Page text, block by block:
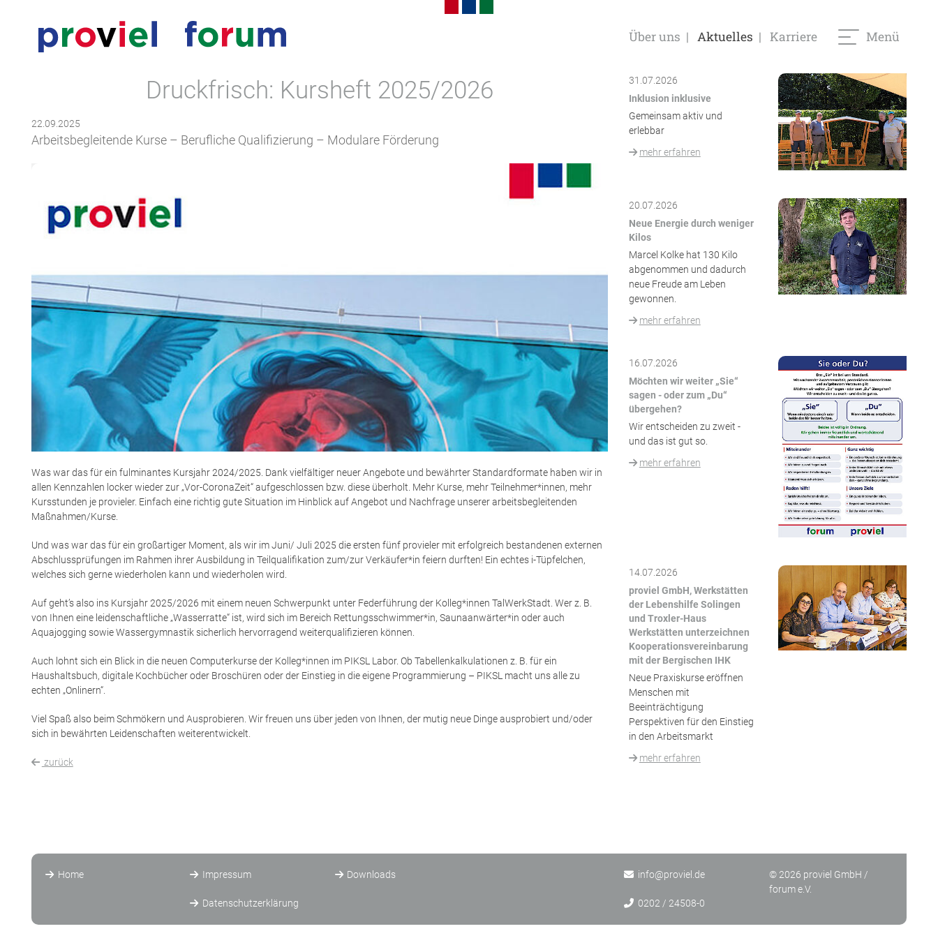
Über uns Aktuelles Karriere Menü
Druckfrisch: Kursheft 2025/2026
22.09.2025
Arbeitsbegleitende Kurse – Berufliche Qualifizierung – Modulare Förderung
Was war das für ein fulminantes Kursjahr 2024/2025. Dank vielfältiger neuer Angebote und bewährter Standardformate haben wir in
allen Kennzahlen locker wieder zur „Vor-CoronaZeit“ aufgeschlossen bzw. diese überholt. Mehr Kurse, mehr Teilnehmer*innen, mehr
Kursstunden je provieler. Einfach eine richtig gute Situation im Hinblick auf Angebot und Nachfrage unserer arbeitsbegleitenden
Maßnahmen/Kurse.
Und was war das für ein großartiger Moment, als wir im Juni/ Juli 2025 die ersten fünf provieler mit erfolgreich bestandenen externen
Abschlussprüfungen im Rahmen ihrer Ausbildung in Teilqualifikation zum/zur Verkäufer*in feiern durften! Ein echtes i-Tüpfelchen,
welches sich gerne wiederholen kann und wiederholen wird.
Auf geht’s also ins Kursjahr 2025/2026 mit einem neuen Schwerpunkt unter Federführung der Kolleg*innen TalWerkStadt. Wer z. B.
von Ihnen eine leidenschaftliche „Wasserratte“ ist, wird sich im Bereich Rettungsschwimmer*in, Saunaanwärter*in oder auch
Aquajogging sowie Wassergymnastik sicherlich hervorragend weiterqualifizieren können.
Auch lohnt sich ein Blick in die neuen Computerkurse der Kolleg*innen im PIKSL Labor. Ob Tabellenkalkulationen z. B. für ein
Haushaltsbuch, digitale Kochbücher oder Broschüren oder der Einstieg in die eigene Programmierung – PIKSL macht uns alle zu
echten „Onlinern“.
Viel Spaß also beim Schmökern und Ausprobieren. Wir freuen uns über jeden von Ihnen, der mutig neue Dinge ausprobiert und/oder
sich in bewährten Leidenschaften weiterentwickelt.
zurück
31.07.2026
Inklusion inklusive
Gemeinsam aktiv und
erlebbar
mehr erfahren
20.07.2026
Neue Energie durch weniger
Kilos
Marcel Kolke hat 130 Kilo
abgenommen und dadurch
neue Freude am Leben
gewonnen.
mehr erfahren
16.07.2026
Möchten wir weiter „Sie“
sagen - oder zum „Du“
übergehen?
Wir entscheiden zu zweit -
und das ist gut so.
mehr erfahren
14.07.2026
proviel GmbH, Werkstätten
der Lebenshilfe Solingen
und Troxler-Haus
Werkstätten unterzeichnen
Kooperationsvereinbarung
mit der Bergischen IHK
Neue Praxiskurse eröffnen
Menschen mit
Beeinträchtigung
Perspektiven für den Einstieg
in den Arbeitsmarkt
mehr erfahren
Home Impressum
Datenschutzerklärung
Downloads info@proviel.de
0202 / 24508-0
© 2026 proviel GmbH /
forum e.V.